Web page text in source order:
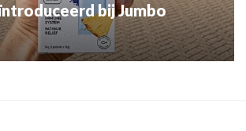
bij Jumbo